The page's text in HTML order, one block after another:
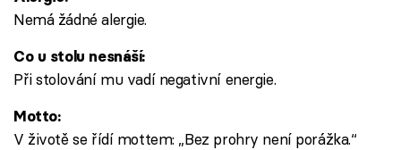
Nemá žádné alergie.
Co u stolu nesnáší:
Při stolování mu vadí negativní energie.
Motto:
V životě se řídí mottem: „Bez prohry není porážka.“